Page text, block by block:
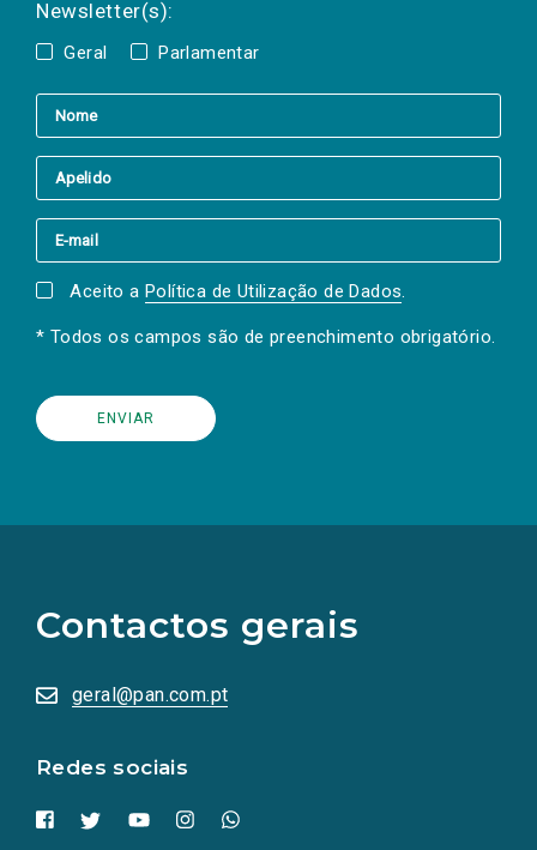
Newsletter(s):
Geral Parlamentar
Aceito a Política de Utilização de Dados.
* Todos os campos são de preenchimento obrigatório.
Contactos gerais
geral@pan.com.pt
Redes sociais
redes
sociais
numa
nova